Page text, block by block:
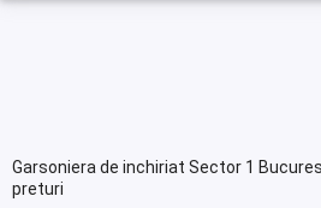
Garsoniera de inchiriat Sector 1
preturi